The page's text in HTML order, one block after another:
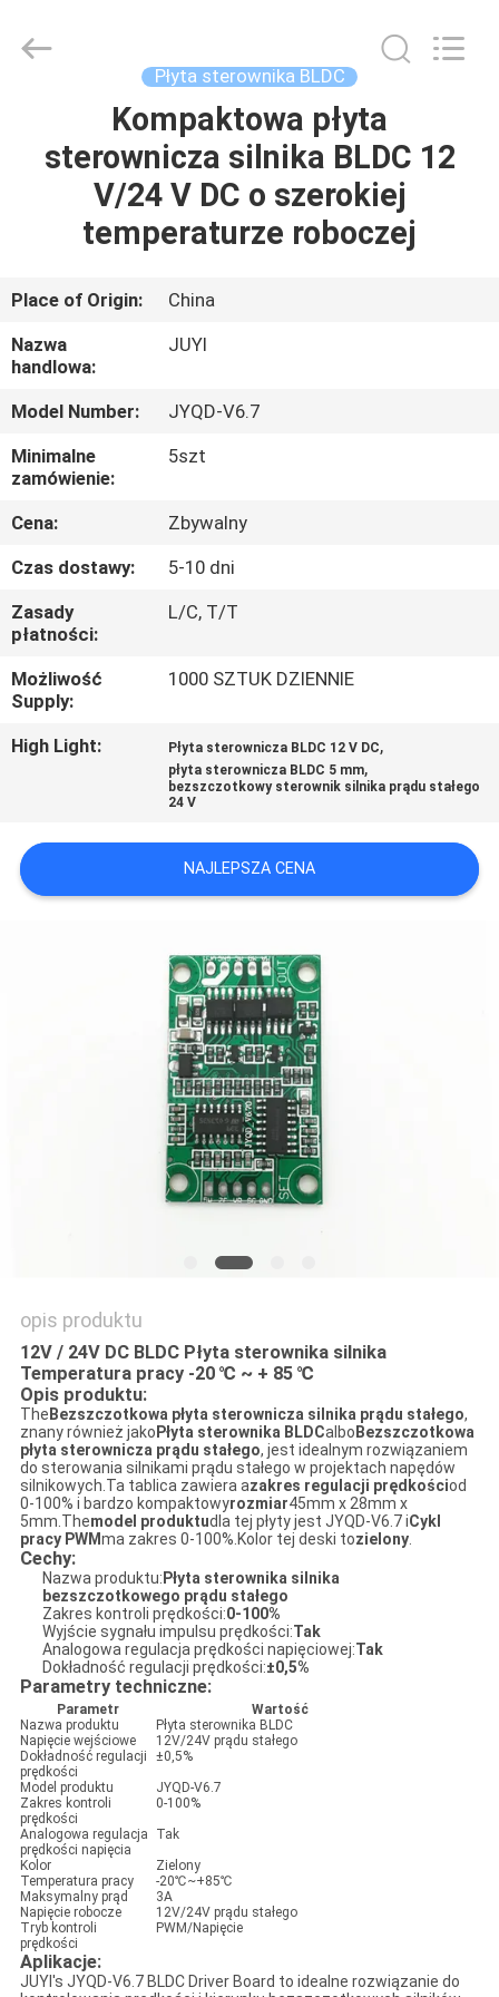
PRODUKTY
O
NAS
WYCIECZKA
PO
FABRYCE
KONTROLA
JAKOŚCI
SKONTAKTUJ
SIĘ
AKTUALNOŚCI
WSZYSTKIE
PRYWATNOŚCI
Motor
Technology
Płyta sterownika BLDC
Kompaktowa płyta
sterownicza silnika BLDC 12
V/24 V DC o szerokiej
temperaturze roboczej
Place of Origin:
China
Nazwa
handlowa:
JUYI
Model Number:
JYQD-V6.7
Minimalne
zamówienie:
5szt
Cena:
Zbywalny
Czas dostawy:
5-10 dni
Zasady
płatności:
L/C, T/T
Możliwość
Supply:
1000 SZTUK DZIENNIE
High Light: Płyta sterownicza BLDC 12 V DC,
płyta sterownicza BLDC 5 mm,
bezszczotkowy sterownik silnika prądu stałego
24 V
NAJLEPSZA CENA
opis produktu
12V / 24V DC BLDC Płyta sterownika silnika
Temperatura pracy -20 ℃ ~ + 85 ℃
Opis produktu:
The Bezszczotkowa płyta sterownicza silnika prądu stałego,
znany również jako Płyta sterownika BLDCalbo Bezszczotkowa
płyta sterownicza prądu stałego, jest idealnym rozwiązaniem
do sterowania silnikami prądu stałego w projektach napędów
silnikowych.Ta tablica zawiera azakres regulacji prędkościod
0-100% i bardzo kompaktowyrozmiar45mm x 28mm x
5mm.Themodel produktudla tej płyty jest JYQD-V6.7 iCykl
pracy PWMma zakres 0-100%.Kolor tej deski tozielony.
Cechy:
Nazwa produktu: Płyta sterownika silnika
bezszczotkowego prądu stałego
Zakres kontroli prędkości:0-100%
Wyjście sygnału impulsu prędkości:Tak
Analogowa regulacja prędkości napięciowej:Tak
Dokładność regulacji prędkości:±0,5%
Parametry techniczne:
Parametr
Wartość
Nazwa produktu
Płyta sterownika BLDC
Napięcie wejściowe
12V/24V prądu stałego
Dokładność regulacji
prędkości
±0,5%
Model produktu
JYQD-V6.7
Zakres kontroli
prędkości
0-100%
Analogowa regulacja
prędkości napięcia
Tak
Kolor
Zielony
Temperatura pracy
-20℃~+85℃
Maksymalny prąd
3A
Napięcie robocze
12V/24V prądu stałego
Tryb kontroli
prędkości
PWM/Napięcie
Aplikacje:
JUYI's JYQD-V6.7 BLDC Driver Board to idealne rozwiązanie do